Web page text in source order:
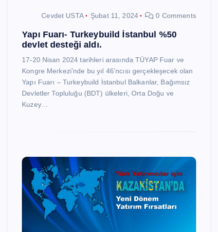
Cevdet USTA Şubat 11, 2024 0 Comments
Yapı Fuarı- Turkeybuild İstanbul %50
devlet desteği aldı.
17-20 Nisan 2024 tarihleri arasında TÜYAP Fuar ve
Kongre Merkezi’nde bu yıl 46’ncısı gerçekleşecek olan
Yapı Fuarı – Turkeybuild İstanbul Balkanlar, Bağımsız
Devletler Topluluğu (BDT) ülkeleri, Orta Doğu ve
Kuzey…